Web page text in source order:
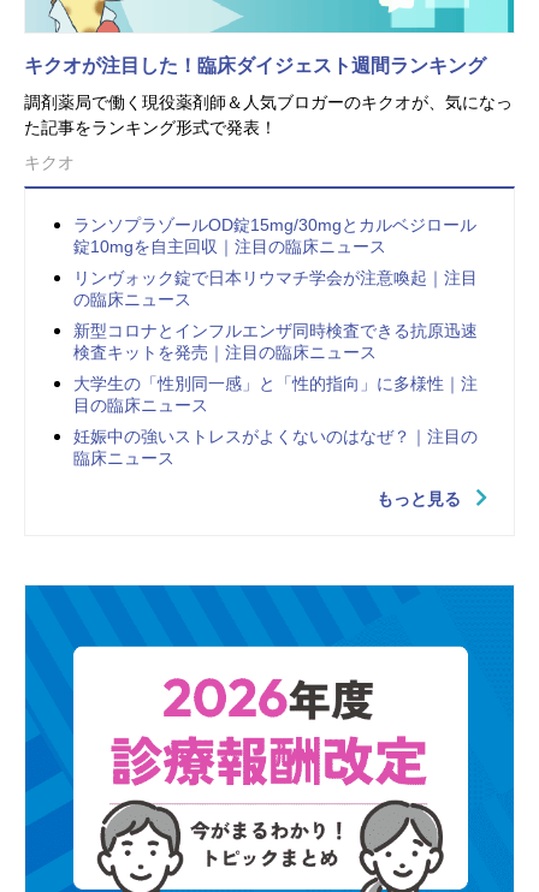
キクオが注目した！臨床ダイジェスト週間ランキング
調剤薬局で働く現役薬剤師＆人気ブロガーのキクオが、気になっ
た記事をランキング形式で発表！
キクオ
ランソプラゾールOD錠15mg/30mgとカルベジロール
錠10mgを自主回収｜注目の臨床ニュース
リンヴォック錠で日本リウマチ学会が注意喚起｜注目
の臨床ニュース
新型コロナとインフルエンザ同時検査できる抗原迅速
検査キットを発売｜注目の臨床ニュース
大学生の「性別同一感」と「性的指向」に多様性｜注
目の臨床ニュース
妊娠中の強いストレスがよくないのはなぜ？｜注目の
臨床ニュース
もっと見る